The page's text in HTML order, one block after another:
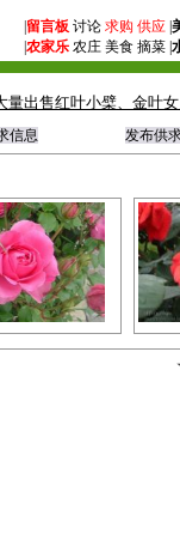
留言板 讨论 求购 供应
农家乐 农庄 美食 摘菜 |
量出售红叶小檗、金叶
信息 发布供